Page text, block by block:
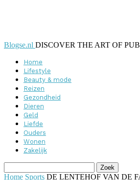
Blogse.nl DISCOVER THE ART OF
Home
Lifestyle
Beauty & mode
Reizen
Gezondheid
Dieren
Geld
Liefde
Ouders
Wonen
Zakelijk
Home Sports DE LENTEHOF VAN DE